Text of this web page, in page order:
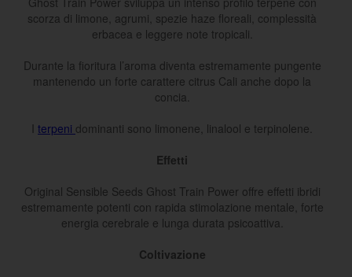
scorza di limone, agrumi, spezie haze floreali, complessità
erbacea e leggere note tropicali.
Durante la fioritura l’aroma diventa estremamente pungente
mantenendo un forte carattere citrus Cali anche dopo la
concia.
terpeni dominanti sono limonene, linalool e terpinolene.
Effetti
Original Sensible Seeds Ghost Train Power offre effetti ibridi
estremamente potenti con rapida stimolazione mentale, forte
energia cerebrale e lunga durata psicoattiva.
Coltivazione